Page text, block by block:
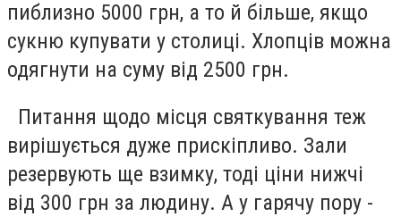
пиблизно 5000 грн, а то й більше, якщо
сукню купувати у столиці. Хлопців можна
одягнути на суму від 2500 грн.
Питання щодо місця святкування теж
вирішується дуже прискіпливо. Зали
резервують ще взимку, тоді ціни нижчі
від 300 грн за людину. А у гарячу пору -